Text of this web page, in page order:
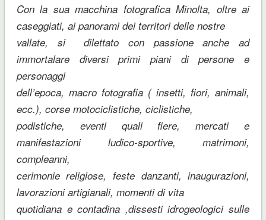
Con la sua macchina fotografica Minolta, oltre ai
caseggiati, ai panorami dei territori delle nostre
vallate, si  dilettato con passione anche ad
immortalare diversi primi piani di persone e
personaggi
dell’epoca, macro fotografia ( insetti, fiori, animali,
ecc.), corse motociclistiche, ciclistiche,
podistiche, eventi quali fiere, mercati e
manifestazioni ludico-sportive, matrimoni,
compleanni,
cerimonie religiose, feste danzanti, inaugurazioni,
lavorazioni artigianali, momenti di vita
quotidiana e contadina ,dissesti idrogeologici sulle